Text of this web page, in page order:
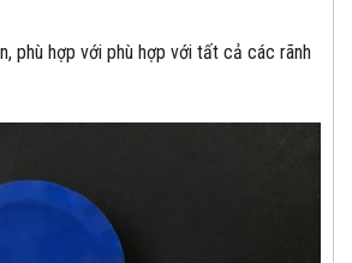
phù hợp với phù hợp với tất cả các rãnh